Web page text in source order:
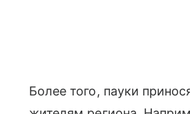
Более того, пауки